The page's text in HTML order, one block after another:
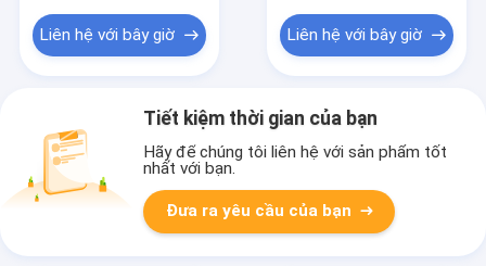
Liên hệ với bây giờ Liên hệ với bây giờ
Tiết kiệm thời gian của bạn
Hãy để chúng tôi liên hệ với sản phẩm tốt
nhất với bạn.
Đưa ra yêu cầu của bạn